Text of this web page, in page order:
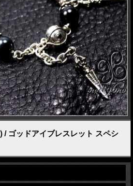
ゴッドアイブレスレット スペシ